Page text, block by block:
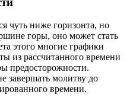
чуть ниже горизонта, но
горы, оно может стать
этого многие графики
из рассчитанного времени
предосторожности.
завершать молитву до
времени.